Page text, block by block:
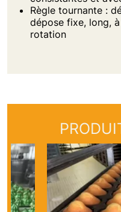
Règle tournante :
dépose fixe, long,
rotation